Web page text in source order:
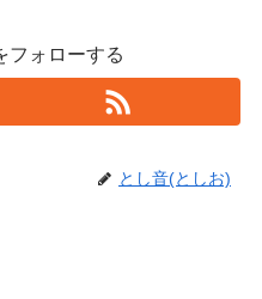
フォローする
とし音(としお)